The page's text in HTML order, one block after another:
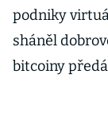
podniky
sháněl
bitcoiny